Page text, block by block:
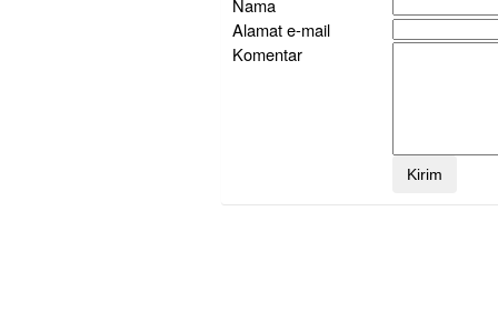
Nama
Alamat e-mail
Komentar